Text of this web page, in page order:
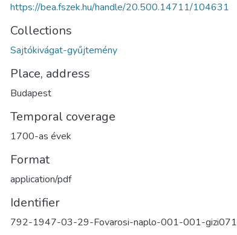
https://bea.fszek.hu/handle/20.500.14711/104631
Collections
Sajtókivágat-gyűjtemény
Place, address
Budapest
Temporal coverage
1700-as évek
Format
application/pdf
Identifier
792-1947-03-29-Fovarosi-naplo-001-001-gizi071